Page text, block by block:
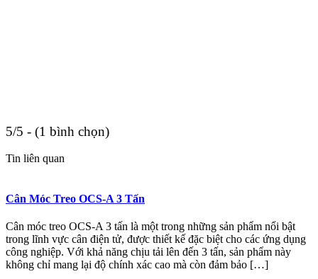
5/5 - (1 bình chọn)
Tin liên quan
Cân Móc Treo OCS-A 3 Tấn
Cân móc treo OCS-A 3 tấn là một trong những sản phẩm nổi bật
trong lĩnh vực cân điện tử, được thiết kế đặc biệt cho các ứng dụng
công nghiệp. Với khả năng chịu tải lên đến 3 tấn, sản phẩm này
không chỉ mang lại độ chính xác cao mà còn đảm bảo […]